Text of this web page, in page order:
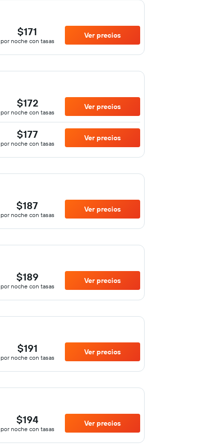
$171
por noche con tasas
Ver precios
$172
por noche con tasas
Ver precios
$177
por noche con tasas
Ver precios
$187
por noche con tasas
Ver precios
$189
por noche con tasas
Ver precios
$191
por noche con tasas
Ver precios
$194
por noche con tasas
Ver precios